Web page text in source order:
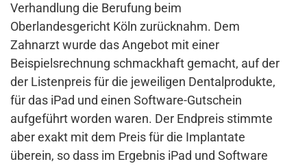
Verhandlung die Berufung beim
Oberlandesgericht Köln zurücknahm. Dem
Zahnarzt wurde das Angebot mit einer
Beispielsrechnung schmackhaft gemacht, auf der
der Listenpreis für die jeweiligen Dentalprodukte,
für das iPad und einen Software-Gutschein
aufgeführt worden waren. Der Endpreis stimmte
aber exakt mit dem Preis für die Implantate
überein, so dass im Ergebnis iPad und Software